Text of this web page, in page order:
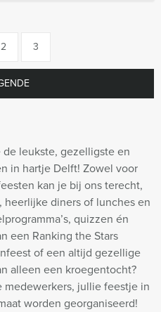
de leukste, gezelligste en
in hartje Delft! Zowel voor
kan je bij ons terecht,
diners of lunches en
quizzen én
een Ranking the Stars
of een altijd gezellige
alleen een kroegentocht?
jullie feestje in
worden georganiseerd!
2 3